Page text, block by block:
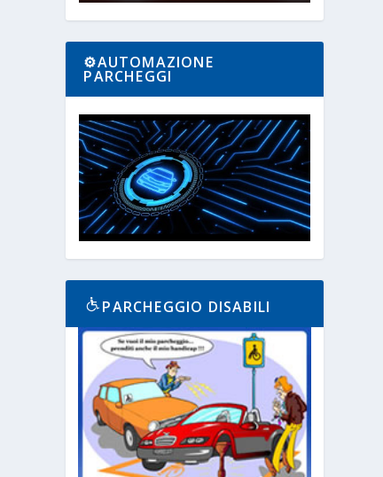
⚙️AUTOMAZIONE
PARCHEGGI
PARCHEGGIO DISABILI